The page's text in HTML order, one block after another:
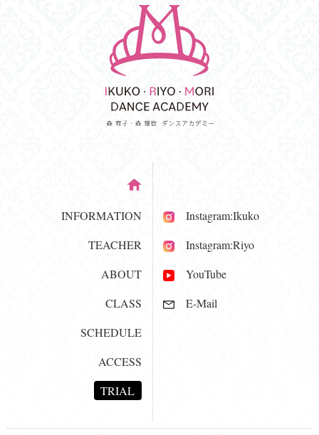
INFORMATION
TEACHER
ABOUT
CLASS
SCHEDULE
ACCESS
TRIAL
Instagram:Ikuko
Instagram:Riyo
YouTube
E-Mail